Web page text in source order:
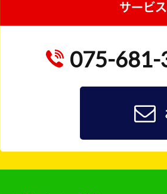
サービ
075-681-